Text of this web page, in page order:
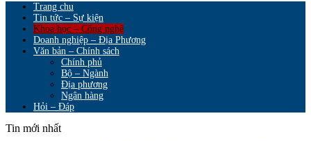
Trang chu
Tin tức – Sự kiện
Khoa học – Công nghệ
Doanh nghiệp – Địa Phương
Văn bản – Chính sách
Chính phủ
Bộ – Ngành
Địa phương
Ngân hàng
Hỏi – Đáp
Tin mới nhất